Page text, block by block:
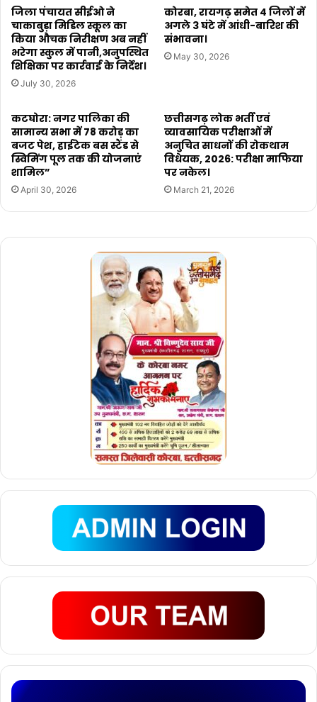
जिला पंचायत सीईओ ने
चाकाबुड़ा मिडिल स्कूल का
किया औचक निरीक्षण अब नहीं
भरेगा स्कुल में पानी,अनुपस्थित
शिक्षिका पर कार्रवाई के निर्देश।
July 30, 2026
कोरबा, रायगढ़ समेत 4 जिलों में
अगले 3 घंटे में आंधी-बारिश की
संभावना।
May 30, 2026
कटघोरा: नगर पालिका की
सामान्य सभा में 78 करोड़ का
बजट पेश, हाईटेक बस स्टैंड से
स्विमिंग पूल तक की योजनाएं
शामिल”
April 30, 2026
छत्तीसगढ़ लोक भर्ती एवं
व्यावसायिक परीक्षाओं में
अनुचित साधनों की रोकथाम
विधेयक, 2026: परीक्षा माफिया
पर नकेल।
March 21, 2026